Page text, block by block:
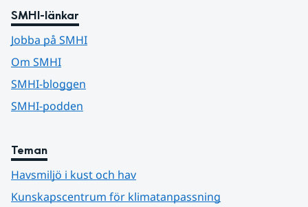
SMHI-länkar
Jobba på SMHI
Om SMHI
SMHI-bloggen
SMHI-podden
Teman
Havsmiljö i kust och hav
Kunskapscentrum för klimatanpassning